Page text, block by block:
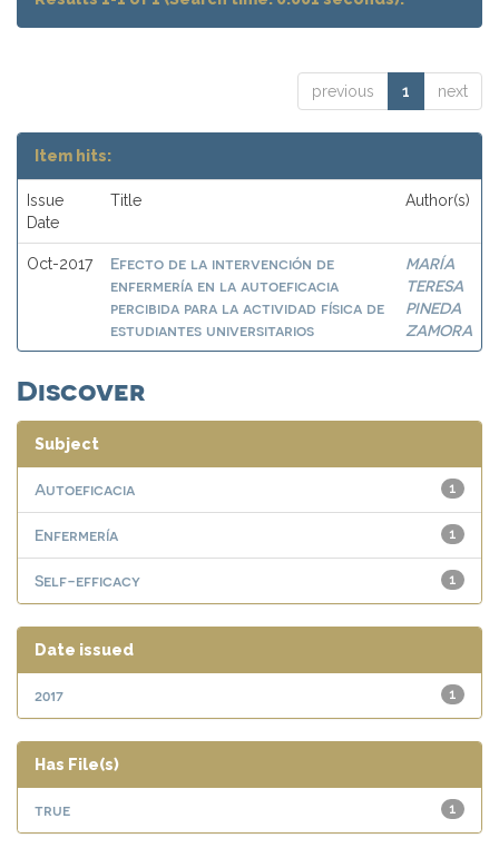
previous 1 next
Item hits:
Issue
Date
Title Author(s)
Oct-2017
Efecto de la intervención de
enfermería en la autoeficacia
percibida para la actividad física de
estudiantes universitarios
MARÍA
TERESA
PINEDA
ZAMORA
Discover
Subject
1
Autoeficacia
1
Enfermería
1
Self-efficacy
Date issued
1
2017
Has File(s)
1
true